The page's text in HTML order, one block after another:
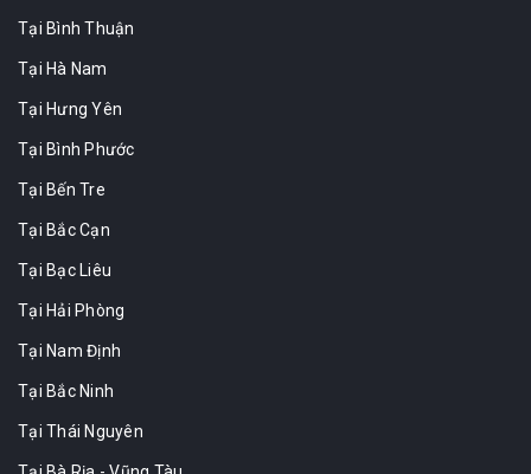
Tại Bình Thuận
Tại Hà Nam
Tại Hưng Yên
Tại Bình Phước
Tại Bến Tre
Tại Bắc Cạn
Tại Bạc Liêu
Tại Hải Phòng
Tại Nam Định
Tại Bắc Ninh
Tại Thái Nguyên